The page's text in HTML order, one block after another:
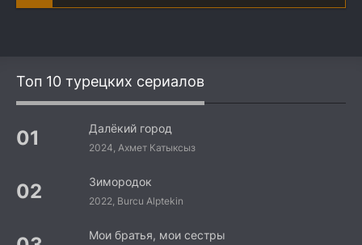
Топ 10 турецких сериалов
Далёкий город
2024, Ахмет Катыксыз
Зимородок
2022, Burcu Alptekin
Мои братья, мои сестры